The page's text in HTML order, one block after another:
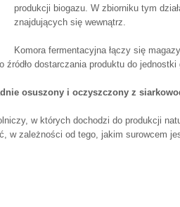
produkcji biogazu. W zbiorniku tym
znajdujących się wewnątrz.
Komora fermentacyjna łączy się
dostarczania produktu do jednostki
osuszony i oczyszczony z
w których dochodzi do produkcji
w zależności od tego, jakim surowcem